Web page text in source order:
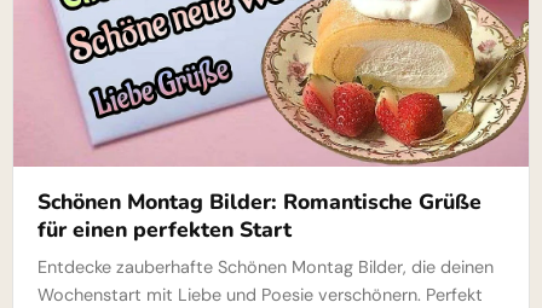
Schönen Montag Bilder: Romantische Grüße
für einen perfekten Start
Entdecke zauberhafte Schönen Montag Bilder, die deinen
Wochenstart mit Liebe und Poesie verschönern. Perfekt